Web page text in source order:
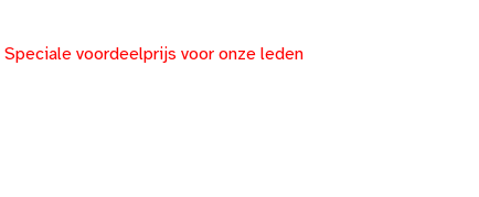
Speciale voordeelprijs voor onze leden